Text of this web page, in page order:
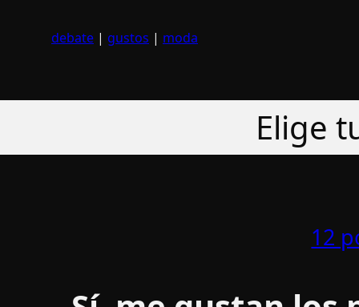
debate | gustos | moda
Elige
12